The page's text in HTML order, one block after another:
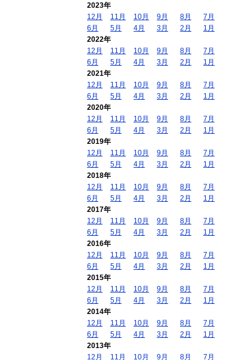
2023年
12月
11月 10月 9月 8月
7月
6月
5月 4月 3月 2月
1月
2022年
12月
11月 10月 9月 8月
7月
6月
5月 4月 3月 2月
1月
2021年
12月
11月 10月 9月 8月
7月
6月
5月 4月 3月 2月
1月
2020年
12月
11月 10月 9月 8月
7月
6月
5月 4月 3月 2月
1月
2019年
12月
11月 10月 9月 8月
7月
6月
5月 4月 3月 2月
1月
2018年
12月
11月 10月 9月 8月
7月
6月
5月 4月 3月 2月
1月
2017年
12月
11月 10月 9月 8月
7月
6月
5月 4月 3月 2月
1月
2016年
12月
11月 10月 9月 8月
7月
6月
5月 4月 3月 2月
1月
2015年
12月
11月 10月 9月 8月
7月
6月
5月 4月 3月 2月
1月
2014年
12月
11月 10月 9月 8月
7月
6月
5月 4月 3月 2月
1月
2013年
12月
11月 10月 9月 8月 7月